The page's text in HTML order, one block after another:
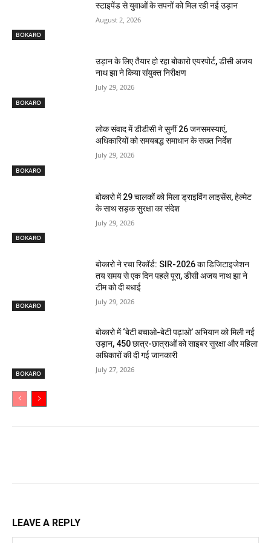
BOKARO
स्टाइपेंड से युवाओं के सपनों को मिल रही नई उड़ान
August 2, 2026
BOKARO
उड़ान के लिए तैयार हो रहा बोकारो एयरपोर्ट, डीसी अजय
नाथ झा ने किया संयुक्त निरीक्षण
July 29, 2026
BOKARO
लोक संवाद में डीडीसी ने सुनीं 26 जनसमस्याएं,
अधिकारियों को समयबद्ध समाधान के सख्त निर्देश
July 29, 2026
BOKARO
बोकारो में 29 चालकों को मिला ड्राइविंग लाइसेंस, हेल्मेट
के साथ सड़क सुरक्षा का संदेश
July 29, 2026
BOKARO
बोकारो ने रचा रिकॉर्ड: SIR-2026 का डिजिटाइजेशन
तय समय से एक दिन पहले पूरा, डीसी अजय नाथ झा ने
टीम को दी बधाई
July 29, 2026
BOKARO
बोकारो में ‘बेटी बचाओ-बेटी पढ़ाओ’ अभियान को मिली नई
उड़ान, 450 छात्र-छात्राओं को साइबर सुरक्षा और महिला
अधिकारों की दी गई जानकारी
July 27, 2026
LEAVE A REPLY